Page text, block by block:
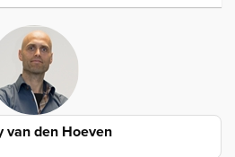
van den Hoeven